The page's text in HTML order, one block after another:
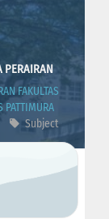
PERAIRAN
FAKULTAS
PATTIMURA
Subject